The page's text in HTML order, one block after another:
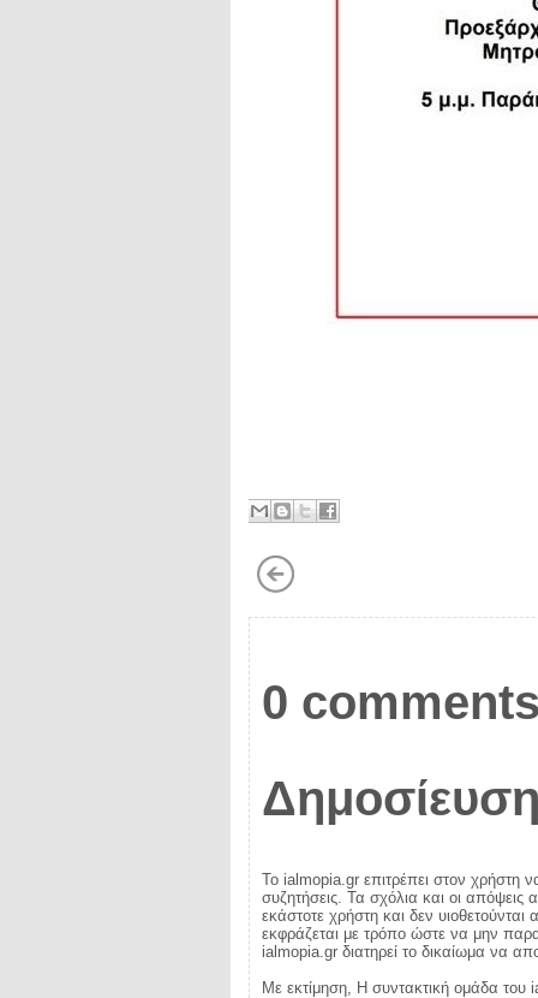
0
Το ialmopia.gr επιτρέπει στον χρήστη
συζητήσεις. Τα σχόλια και οι απόψεις
εκάστοτε χρήστη και δεν
εκφράζεται με τρόπο ώστε να μην
ialmopia.gr διατηρεί το δικαίωμα να
Με εκτίμηση, Η συντακτική ομάδα του